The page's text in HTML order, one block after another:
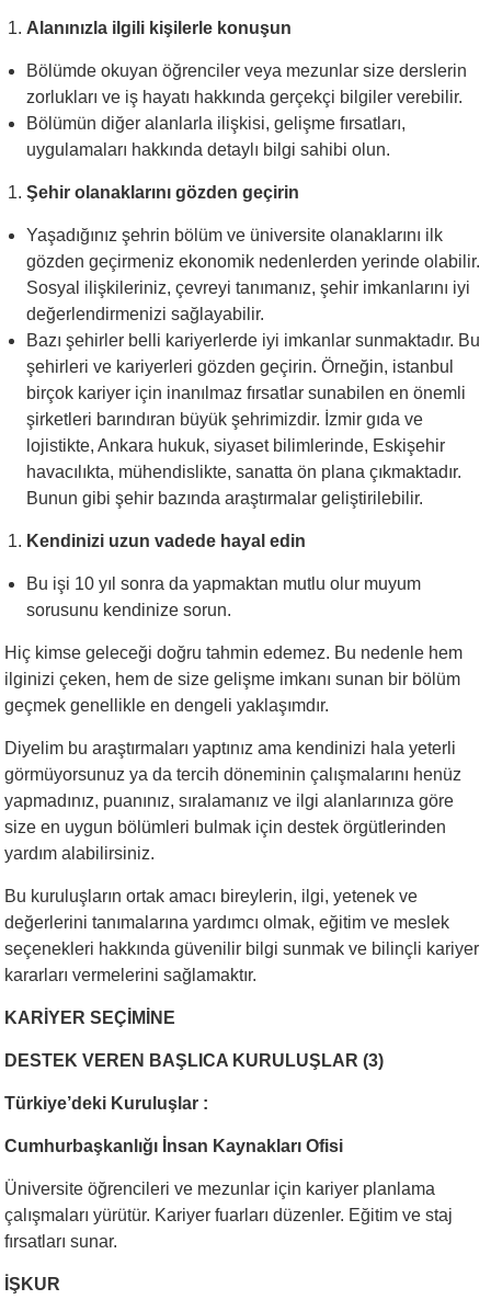
Alanınızla ilgili kişilerle konuşun
Bölümde okuyan öğrenciler veya mezunlar size derslerin
zorlukları ve iş hayatı hakkında gerçekçi bilgiler verebilir.
Bölümün diğer alanlarla ilişkisi, gelişme fırsatları,
uygulamaları hakkında detaylı bilgi sahibi olun.
Şehir olanaklarını gözden geçirin
Yaşadığınız şehrin bölüm ve üniversite olanaklarını ilk
gözden geçirmeniz ekonomik nedenlerden yerinde olabilir.
Sosyal ilişkileriniz, çevreyi tanımanız, şehir imkanlarını iyi
değerlendirmenizi sağlayabilir.
Bazı şehirler belli kariyerlerde iyi imkanlar sunmaktadır. Bu
şehirleri ve kariyerleri gözden geçirin. Örneğin, istanbul
birçok kariyer için inanılmaz fırsatlar sunabilen en önemli
şirketleri barındıran büyük şehrimizdir. İzmir gıda ve
lojistikte, Ankara hukuk, siyaset bilimlerinde, Eskişehir
havacılıkta, mühendislikte, sanatta ön plana çıkmaktadır.
Bunun gibi şehir bazında araştırmalar geliştirilebilir.
Kendinizi uzun vadede hayal edin
Bu işi 10 yıl sonra da yapmaktan mutlu olur muyum
sorusunu kendinize sorun.
Hiç kimse geleceği doğru tahmin edemez. Bu nedenle hem
ilginizi çeken, hem de size gelişme imkanı sunan bir bölüm
geçmek genellikle en dengeli yaklaşımdır.
Diyelim bu araştırmaları yaptınız ama kendinizi hala yeterli
görmüyorsunuz ya da tercih döneminin çalışmalarını henüz
yapmadınız, puanınız, sıralamanız ve ilgi alanlarınıza göre
size en uygun bölümleri bulmak için destek örgütlerinden
yardım alabilirsiniz.
Bu kuruluşların ortak amacı bireylerin, ilgi, yetenek ve
değerlerini tanımalarına yardımcı olmak, eğitim ve meslek
seçenekleri hakkında güvenilir bilgi sunmak ve bilinçli kariyer
kararları vermelerini sağlamaktır.
KARİYER SEÇİMİNE
DESTEK VEREN BAŞLICA KURULUŞLAR (3)
Türkiye’deki Kuruluşlar :
Cumhurbaşkanlığı İnsan Kaynakları Ofisi
Üniversite öğrencileri ve mezunlar için kariyer planlama
çalışmaları yürütür. Kariyer fuarları düzenler. Eğitim ve staj
fırsatları sunar.
İŞKUR